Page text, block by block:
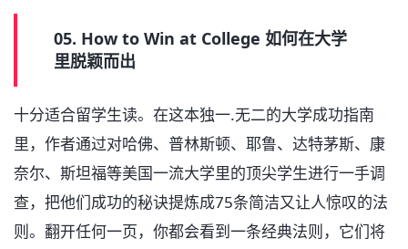
05. How to Win at College 如何在大学
里脱颖而出
十分适合留学生读。在这本独一.无二的大学成功指南
里，作者通过对哈佛、普林斯顿、耶鲁、达特茅斯、康
奈尔、斯坦福等美国一流大学里的顶尖学生进行一手调
查，把他们成功的秘诀提炼成75条简洁又让人惊叹的法
则。翻开任何一页，你都会看到一条经典法则，它们将